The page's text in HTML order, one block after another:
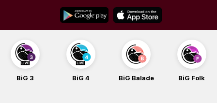
content
BiG 3 BiG 4 BiG Balade BiG Folk